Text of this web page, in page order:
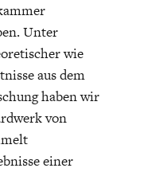
DER
VWL
Unter
wie
aus dem
haben wir
von
einer